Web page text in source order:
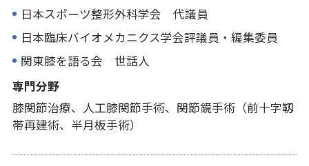
日本スポーツ整形外科学会 代議員
日本臨床バイオメカニクス学会評議員・編集委員
関東膝を語る会 世話人
専門分野
膝関節治療、人工膝関節手術、関節鏡手術（前十字靱
帯再建術、半月板手術）